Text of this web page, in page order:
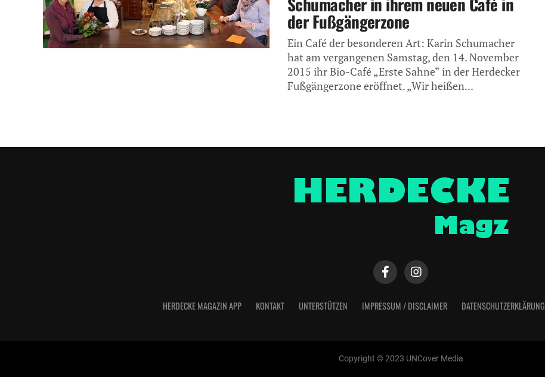
der Fußgängerzone
Ein Café der besonderen Art: Karin Schumacher
hat am vergangenen Samstag, den 14. November
2015 ihr Bio-Café „Erste Sahne“ in der Herdecker
Fußgängerzone eröffnet. „Wir heißen...
HERDECKE MAGAZIN APP KONTAKT UNTERSTÜTZEN IMPRESSUM / DISCLAIMER DATENSCHUTZERKLÄRUNG
Copyright © 2023 UNCover Media